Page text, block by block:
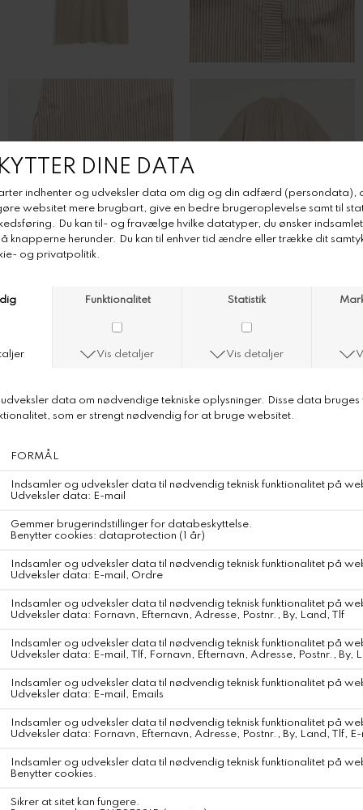
Aiayu Cille Dress Epure
Aiayu Cille Dress Epure
Mix Black
Designet i et lige snit med sænkede skuldre, fine perlemorsknapper,
der giver volumen til kroppen.
Materiale
100% GOTS-certificeret økologisk bomuld – Indien
Aiayus økologiske bomuld er enestående blød, åndbar og alsidig,
hvilket gør den ideel til en bred vifte af produkter.
forarbejdet lokalt i Indien på en BSCI-certificeret fabrik, som sikrer
et højt niveau af social og miljømæssig ansvarlighed og drives på
vedvarende energi.